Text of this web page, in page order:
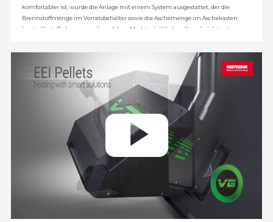
komfortabler ist, wurde die Anlage mit einem System ausgestattet, der die
Brennstoffmenge im Vorratsbehälter sowie die Aschemenge im Aschekasten
kontrolliert. Bisher waren die auf dem Markt erhältlichen Kessel nicht mit
KOSTRZEWA konstruierte System misst die Brennstoffmenge und informiert
den Anwender mit großem Vorlauf über die notwendigen Arbeiten (also das
Auffüllen des Behälters und die Reinigung des Aschekastens). Diese
Informationen werden als Meldung auf dem Display des Kesselreglers und auf
dem Zimmerregler angezeigt. Lösung patentiert durch das Patentamt der